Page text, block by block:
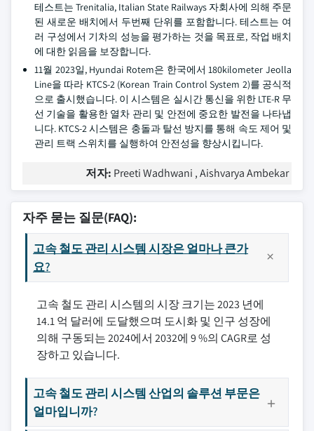
테스트는 Trenitalia, Italian State Railways 자회사에 의해 주문
된 새로운 배치에서 두번째 단위를 포함합니다. 테스트는 여
러 구성에서 기차의 성능을 평가하는 것을 목표로, 작업 배치
에 대한 읽음을 보장합니다.
11월 2023일, Hyundai Rotem은 한국에서 180kilometer Jeolla
Line을 따라 KTCS-2 (Korean Train Control System 2)를 공식적
으로 출시했습니다. 이 시스템은 실시간 통신을 위한 LTE-R 무
선 기술을 활용한 열차 관리 및 안전에 중요한 발전을 나타냅
니다. KTCS-2 시스템은 충돌과 탈선 방지를 통해 속도 제어 및
관리 트랙 스위치를 실행하여 안전성을 향상시킵니다.
저자: Preeti Wadhwani , Aishvarya Ambekar
자주 묻는 질문(FAQ):
고속 철도 관리 시스템 시장은 얼마나 큰가
요?
고속 철도 관리 시스템의 시장 크기는 2023 년에
14.1 억 달러에 도달했으며 도시화 및 인구 성장에
의해 구동되는 2024에서 2032에 9 %의 CAGR로 성
장하고 있습니다.
고속 철도 관리 시스템 산업의 솔루션 부문은
얼마입니까?